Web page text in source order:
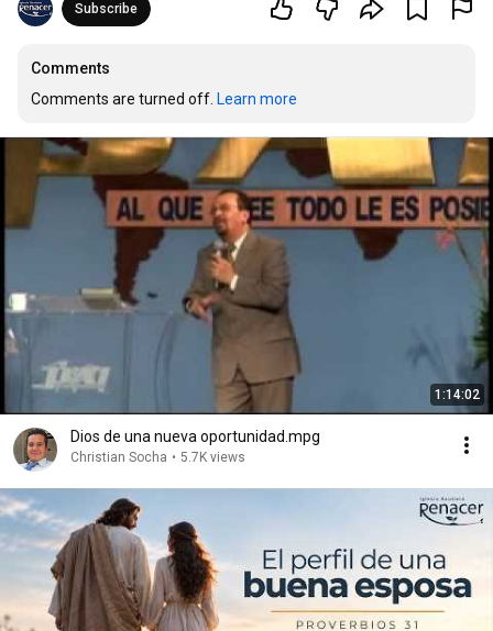
Subscribe
Comments
Comments are turned off. Learn more
1:14:02
Dios de una nueva oportunidad.mpg
Christian Socha • 5.7K views